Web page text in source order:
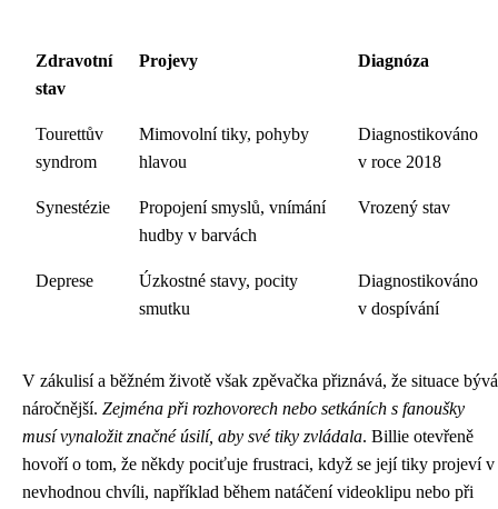
Zdravotní
stav
Projevy Diagnóza
Tourettův
syndrom
Mimovolní tiky, pohyby
hlavou
Diagnostikováno
v roce 2018
Synestézie
Propojení smyslů, vnímání
hudby v barvách
Vrozený stav
Deprese
Úzkostné stavy, pocity
smutku
Diagnostikováno
v dospívání
V zákulisí a běžném životě však zpěvačka přiznává, že situace bývá
náročnější. Zejména při rozhovorech nebo setkáních s fanoušky
musí vynaložit značné úsilí, aby své tiky zvládala. Billie otevřeně
hovoří o tom, že někdy pociťuje frustraci, když se její tiky projeví v
nevhodnou chvíli, například během natáčení videoklipu nebo při